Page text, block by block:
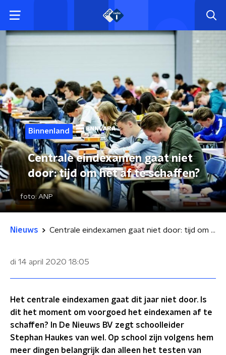
Binnenland
Centrale eindexamen gaat niet
door: tijd om het af te schaffen?
foto:ANP
Nieuws Centrale eindexamen gaat niet door: tijd om het af te schaffen?
di 14 april 2020 18:05
Het centrale eindexamen gaat dit jaar niet door. Is
dit het moment om voorgoed het eindexamen af te
schaffen? In De Nieuws BV zegt schoolleider
Stephan Haukes van wel. Op school zijn volgens hem
meer dingen belangrijk dan alleen het testen van